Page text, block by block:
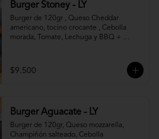
Burger Stoney - LY
Burger de 120gr , Queso Cheddar
americano, tocino crocante , Cebolla
morada, Tomate, Lechuga y BBQ +
$9.500
Burger Aguacate - LY
Burger de 120gr, Queso mozzarella,
Champiñón salteado, Cebolla